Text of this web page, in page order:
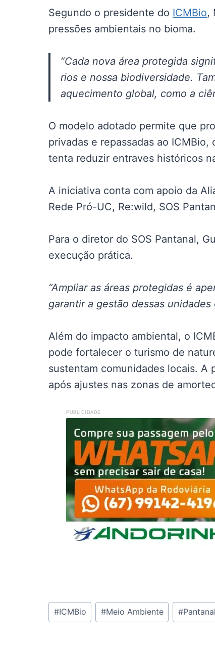
Segundo o presidente do ICMBio,
pressões ambientais no bioma.
“Cada nova área protegida
rios e nossa biodiversidade.
aquecimento global, como a
O modelo adotado permite que
privadas e repassadas ao
tenta reduzir entraves históricos
A iniciativa conta com apoio da
Rede Pró-UC, Re:wild, SOS
Para o diretor do SOS Pantanal,
execução prática.
“Ampliar as áreas protegidas é
garantir a gestão dessas
Além do impacto ambiental, o
pode fortalecer o turismo de
sustentam comunidades locais.
após ajustes nas zonas de
PUBLICIDADE
Tags
do
#ICMBio #Meio Ambiente #Pantanal